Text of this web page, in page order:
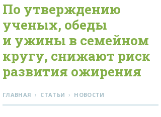
По утверждению
ученых, обеды
и ужины в семейном
кругу, снижают риск
развития ожирения
ГЛАВНАЯ › СТАТЬИ › НОВОСТИ